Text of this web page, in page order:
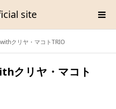
site
クリヤ・マコトTRIO
クリヤ・マコト